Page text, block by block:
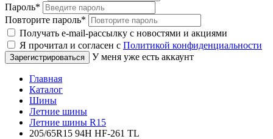
Пароль*
Повторите пароль*
Получать e-mail-рассылку с новостями и акциями
Я прочитал и согласен с Политикой конфиденциальности
У меня уже есть аккаунт
Главная
Каталог
Шины
Летние шины
Летние шины R15
205/65R15 94H HF-261 TL